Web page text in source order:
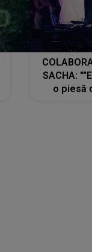
SACHA:
o piesă